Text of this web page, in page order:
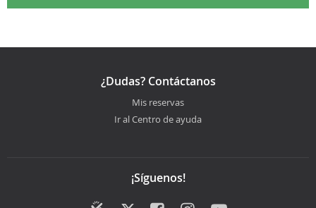
¿Dudas? Contáctanos
Mis reservas
Ir al Centro de ayuda
¡Síguenos!